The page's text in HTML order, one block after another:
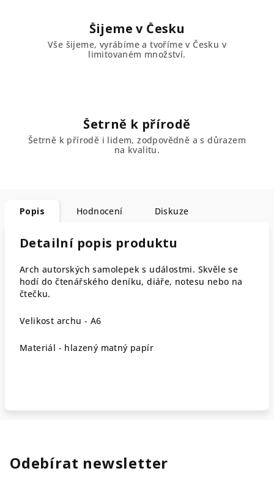
Šijeme v Česku
Vše šijeme, vyrábíme a tvoříme v Česku v
limitovaném množství.
Šetrně k přírodě
Šetrně k přírodě i lidem, zodpovědně a s důrazem
na kvalitu.
Popis Hodnocení Diskuze
Detailní popis produktu
Arch autorských samolepek s událostmi. Skvěle se
hodí do čtenářského deníku, diáře, notesu nebo na
čtečku.
Velikost archu - A6
Materiál - hlazený matný papír
Odebírat newsletter